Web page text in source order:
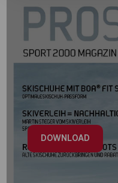
DOWNLOAD